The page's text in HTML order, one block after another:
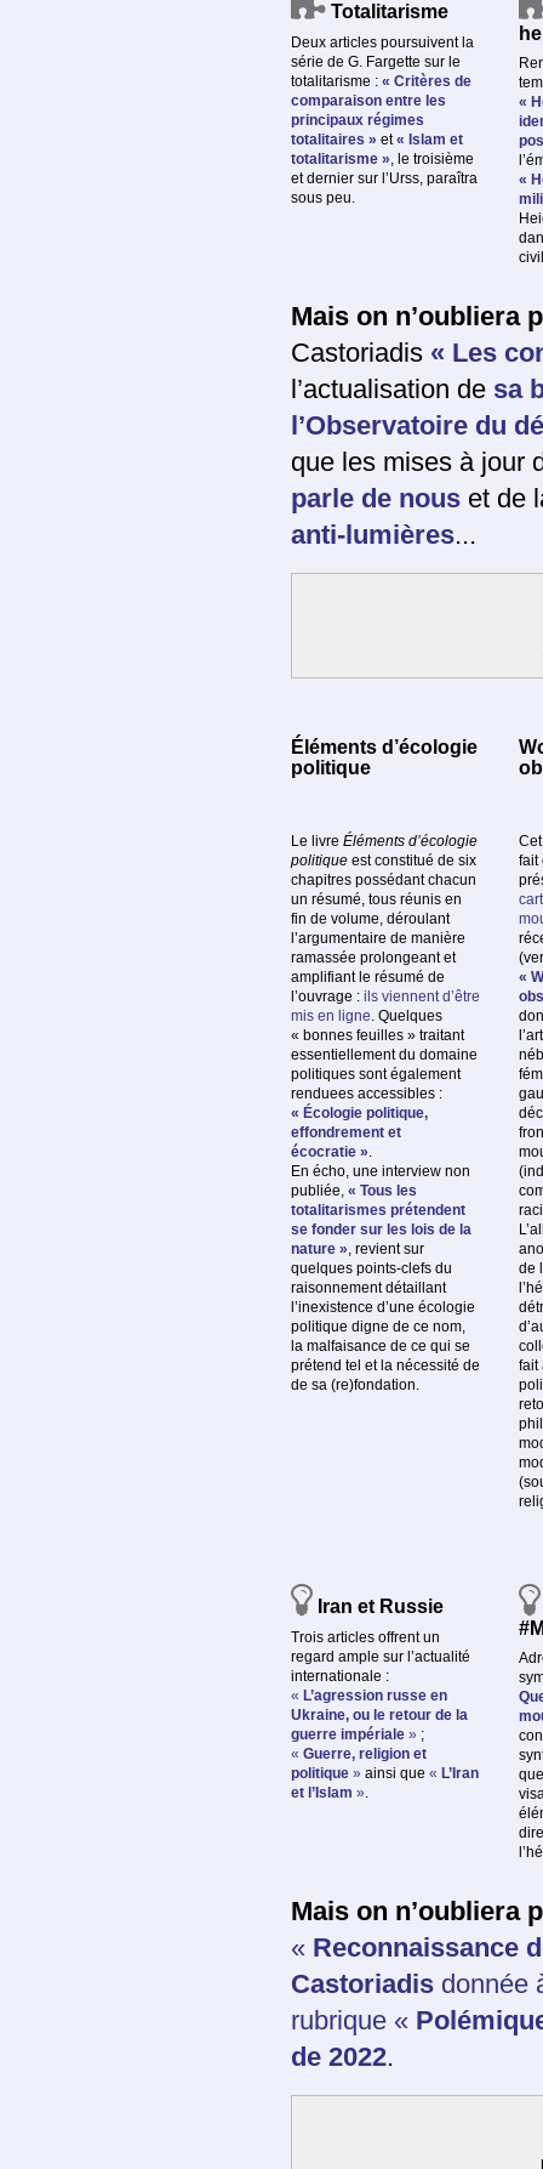
Totalitarisme
Deux articles poursuivent la
série de G. Fargette sur le
totalitarisme : « Critères de
comparaison entre les
principaux régimes
totalitaires » et« Islam et
totalitarisme », le troisième
et dernier sur l’Urss, paraîtra
sous peu.
«
«
Mais on n’oubliera
Castoriadis « Les
l’actualisation de sa
l’Observatoire du
que les mises à jour
parle de nous et de
anti-lumières...
Éléments d’écologie
politique
Le livre Éléments d’écologie
politique est constitué de six
chapitres possédant chacun
un résumé, tous réunis en
fin de volume, déroulant
l’argumentaire de manière
ramassée prolongeant et
amplifiant le résumé de
l’ouvrage : ils viennent d’être
mis en ligne . Quelques
« bonnes feuilles » traitant
essentiellement du domaine
politiques sont également
renduees accessibles :
« Écologie politique,
effondrement et
écocratie »
En écho, une interview non
publiée, « Tous les
totalitarismes prétendent
se fonder sur les lois de la
nature » , revient sur
quelques points-clefs du
raisonnement détaillant
l’inexistence d’une écologie
politique digne de ce nom,
la malfaisance de ce qui se
prétend tel et la nécessité de
de sa (re)fondation.
fait
«
de
fait
Iran et Russie
Trois articles offrent un
regard ample sur l’actualité
internationale :
« L’agression russe en
Ukraine, ou le retour de la
guerre impériale » ;
« Guerre, religion et
politique » ainsi que « L’Iran
et l’Islam »
Mais on n’oubliera
« Reconnaissance
Castoriadis donnée
rubrique «
de 2022.